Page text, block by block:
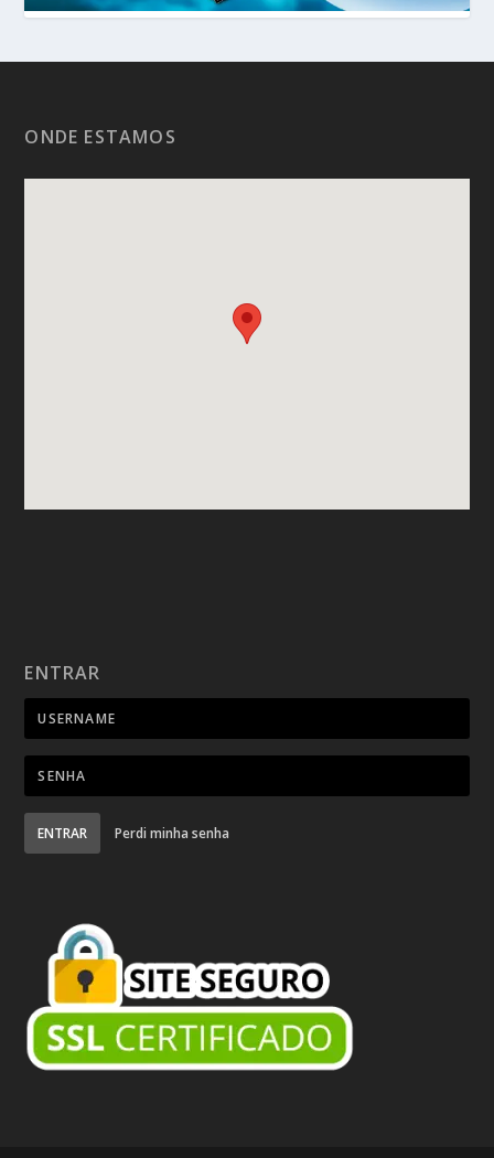
ONDE ESTAMOS
ENTRAR
ENTRAR Perdi minha senha